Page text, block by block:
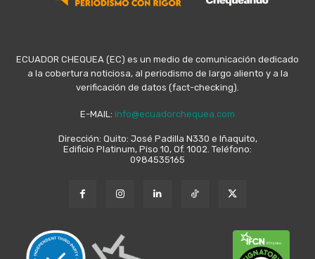
ECUADOR CHEQUEA (EC) es un medio de comunicación dedicado
a la cobertura noticiosa, al periodismo de largo aliento y a la
verificación de datos (fact-checking).
E-MAIL: info@ecuadorchequea.com
Dirección: Quito: José Padilla N330 e Iñaquito,
Edificio Platinum, Piso 10, Of. 1002. Teléfono:
0984535165